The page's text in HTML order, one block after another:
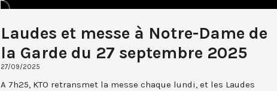
Laudes et messe à Notre-Dame de
la Garde du 27 septembre 2025
27/09/2025
A 7h25, KTO retransmet la messe chaque lundi, et les Laudes